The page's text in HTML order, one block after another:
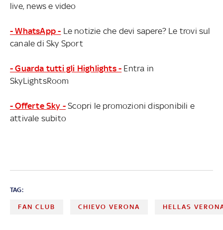
live, news e video
- WhatsApp - Le notizie che devi sapere? Le trovi sul
canale di Sky Sport
- Guarda tutti gli Highlights - Entra in
SkyLightsRoom
- Offerte Sky - Scopri le promozioni disponibili e
attivale subito
TAG:
FAN CLUB CHIEVO VERONA HELLAS